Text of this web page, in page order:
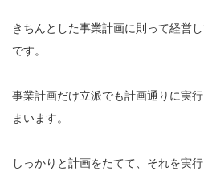
きちんとした事業計画に則って経営
です。
事業計画だけ立派でも計画通りに実
まいます。
しっかりと計画をたてて、それを実